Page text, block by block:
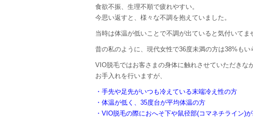
食欲不振、生理不順で疲れやすい。
今思い返すと、様々な不調を抱えていました。
当時は体温が低いことで不調が出ていると気付いて
昔の私のように、現代女性で36度未満の方は38%もい
VIO脱毛ではお客さまの身体に触れさせていただきな
お手入れを行いますが、
・手先や足先がいつも冷えている末端冷え性の方
・体温が低く、35度台が平均体温の方
・VIO脱毛の際におへそ下や鼠径部(コマネチライン)